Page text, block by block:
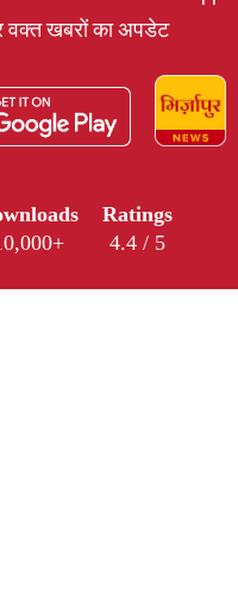
वक्त खबरों का अपडेट
Ratings
4.4 / 5